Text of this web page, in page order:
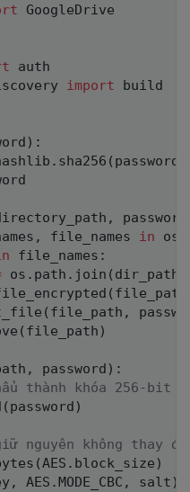
import
) :
. sha256 ( password
, password
, file_names in os
file_names :
os . path . join ( dir_path
( file_path
( file_path ,
( file_path )
, password ) :
thành khóa 256-bit
( password )
nguyên không thay
(AES . block_size )
, AES .MODE_CBC , salt )